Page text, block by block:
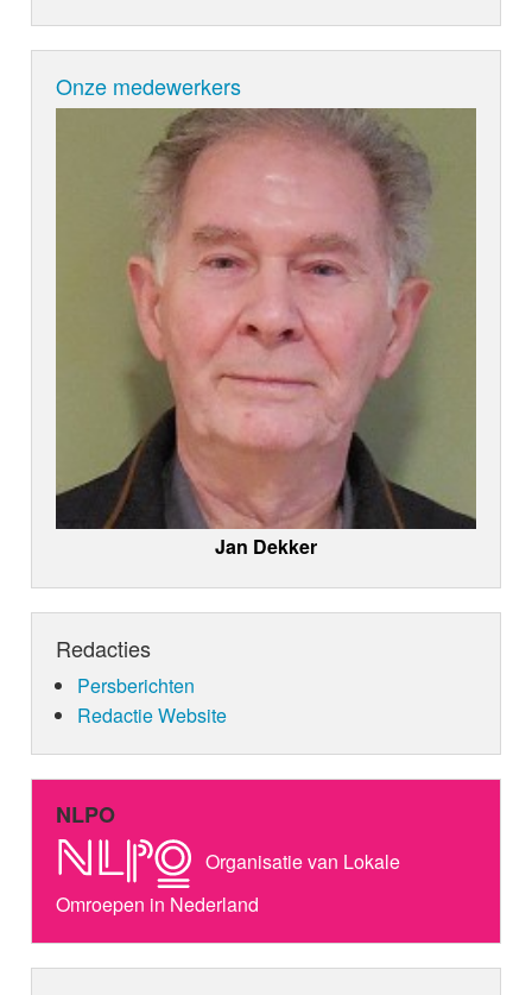
Onze medewerkers
Jan Dekker
Redacties
Persberichten
Redactie Website
NLPO
Organisatie van Lokale
Omroepen in Nederland